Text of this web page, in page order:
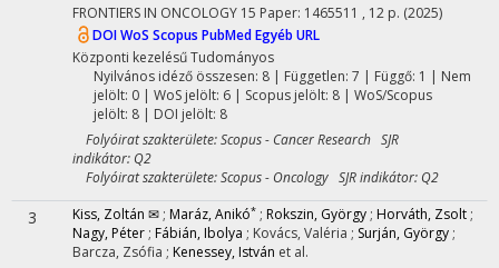
FRONTIERS IN ONCOLOGY 15 Paper: 1465511 , 12 p. (2025)
DOIWoS Scopus PubMedEgyéb URL
Központi kezelésűTudományos
Nyilvános idéző összesen: 8| Független: 7 | Függő: 1 | Nem
jelölt: 0 | WoS jelölt: 6 | Scopus jelölt: 8 | WoS/Scopus
jelölt: 8 | DOI jelölt: 8
Folyóirat szakterülete: Scopus - Cancer Research SJR
indikátor: Q2
Folyóirat szakterülete: Scopus - Oncology SJR indikátor: Q2
3 Kiss, Zoltán ✉ ; Maráz, Anikó* ; Rokszin, György ; Horváth, Zsolt ;
Nagy, Péter ; Fábián, Ibolya ; Kovács, Valéria ; Surján, György ;
Barcza, Zsófia ; Kenessey, István et al.